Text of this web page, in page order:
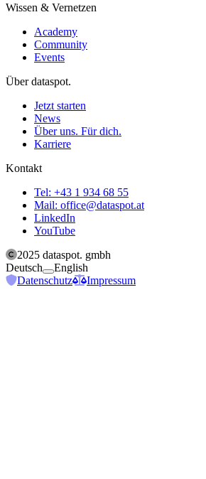
Wissen & Vernetzen
Academy
Community
Events
Über dataspot.
Jetzt starten
News
Über uns. Für dich.
Karriere
Kontakt
Tel: +43 1 934 68 55
Mail: office@dataspot.at
LinkedIn
YouTube
2025 dataspot. gmbh
Deutsch
English
Datenschutz
Impressum